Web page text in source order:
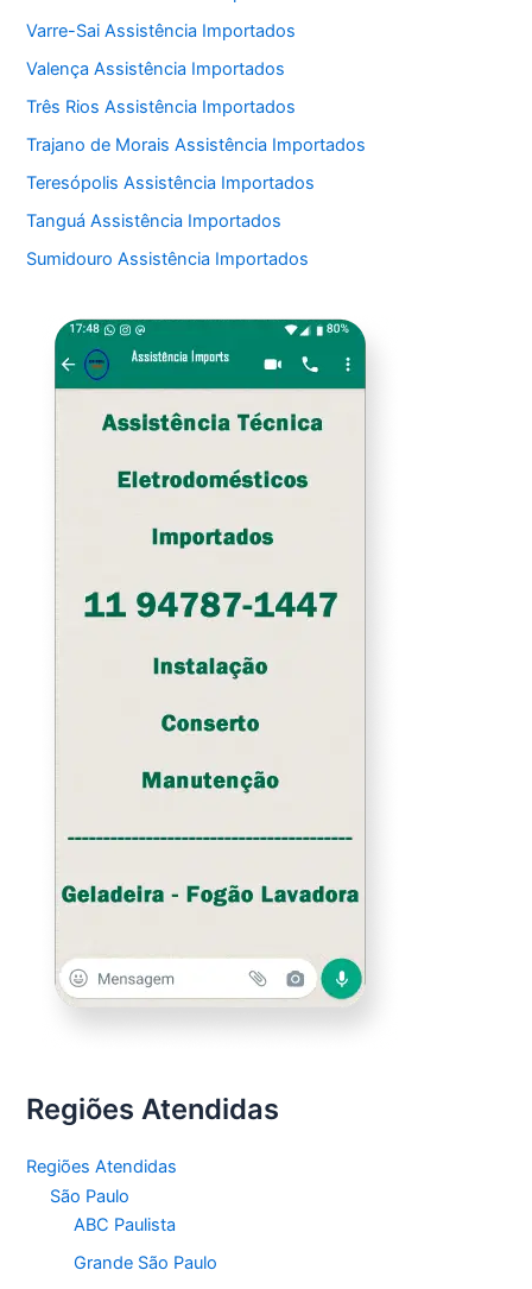
Varre-Sai Assistência Importados
Valença Assistência Importados
Três Rios Assistência Importados
Trajano de Morais Assistência Importados
Teresópolis Assistência Importados
Tanguá Assistência Importados
Sumidouro Assistência Importados
Regiões Atendidas
Regiões Atendidas
São Paulo
ABC Paulista
Grande São Paulo